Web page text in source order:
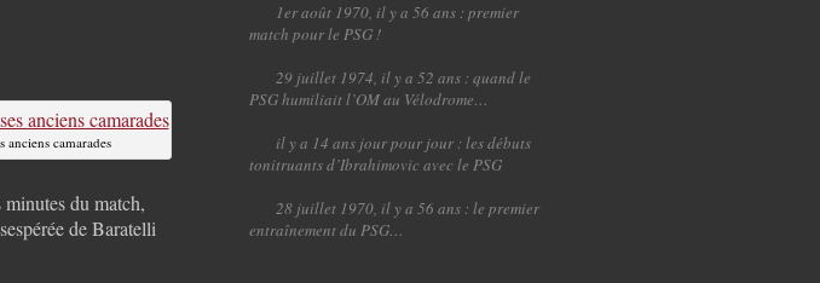
anciens camarades
du match,
de Baratelli
1er août 1970, il y a 56 ans : premier
match pour le PSG !
29 juillet 1974, il y a 52 ans : quand le
PSG humiliait l’OM au Vélodrome…
il y a 14 ans jour pour jour : les débuts
tonitruants d’Ibrahimovic avec le PSG
28 juillet 1970, il y a 56 ans : le premier
entraînement du PSG…